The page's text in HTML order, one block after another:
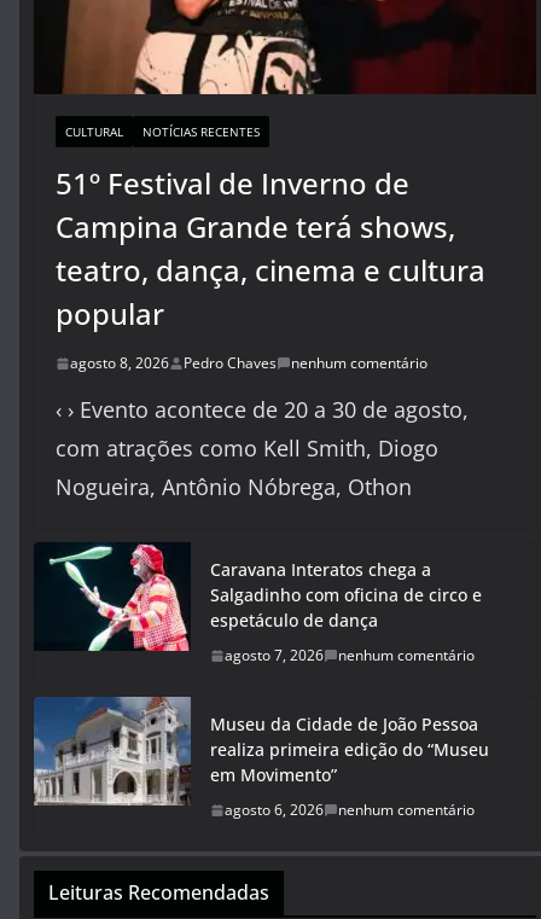
CULTURAL NOTÍCIAS RECENTES
51º Festival de Inverno de
Campina Grande terá shows,
teatro, dança, cinema e cultura
popular
agosto 8, 2026 Pedro Chaves nenhum comentário
‹ › Evento acontece de 20 a 30 de agosto,
com atrações como Kell Smith, Diogo
Nogueira, Antônio Nóbrega, Othon
Caravana Interatos chega a
Salgadinho com oficina de circo e
espetáculo de dança
agosto 7, 2026 nenhum comentário
Museu da Cidade de João Pessoa
realiza primeira edição do “Museu
em Movimento”
agosto 6, 2026 nenhum comentário
Leituras Recomendadas